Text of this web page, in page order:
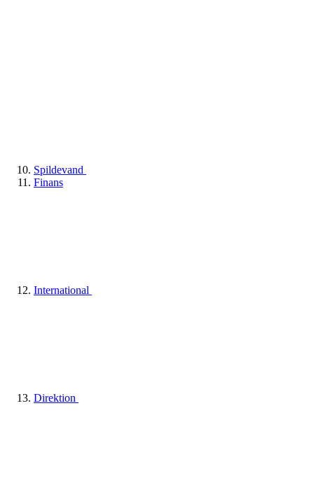
Spildevand
Finans
International
Direktion